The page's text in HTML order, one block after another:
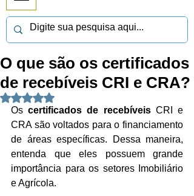
O que são os certificados
de recebíveis CRI e CRA?
Avaliado com NaN de 5 estrelas.
Os certificados de recebíveis CRI e
CRA são voltados para o financiamento
de áreas específicas. Dessa maneira,
entenda que eles possuem grande
importância para os setores Imobiliário
e Agrícola.